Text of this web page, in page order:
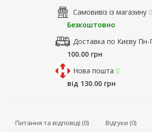
Самовивіз із магазину
Безкоштовно
Доставка по Києву Пн-
100.00 грн
Нова пошта
від 130.00 грн
Питання та відповіді (0) Відгуки (0)